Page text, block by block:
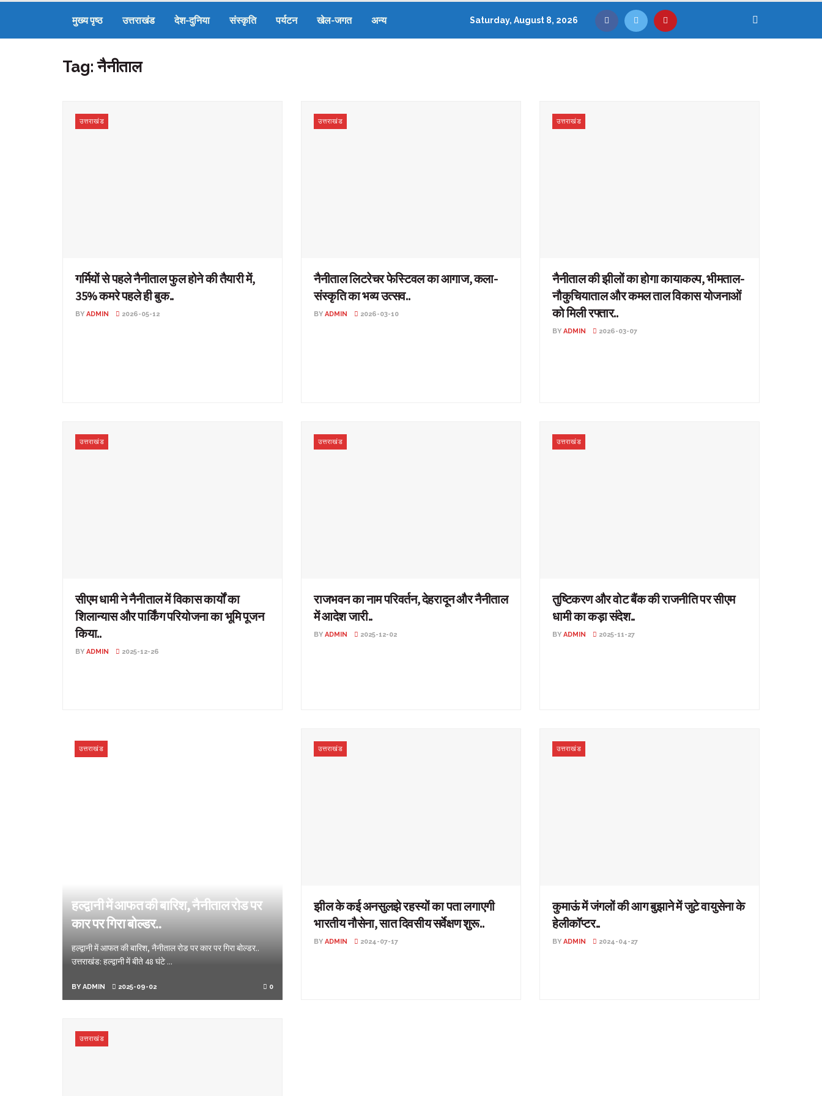
मुख्य पृष्ठ उत्तराखंड देश-दुनिया संस्कृति पर्यटन खेल-जगत अन्य Saturday, August 8, 2026
Tag:नैनीताल
उत्तराखंड
गर्मियों से पहले नैनीताल फुल होने की तैयारी में,
35% कमरे पहले ही बुक..
BY ADMIN 2026-05-12
उत्तराखंड
नैनीताल लिटरेचर फेस्टिवल का आगाज, कला-
संस्कृति का भव्य उत्सव..
BY ADMIN 2026-03-10
उत्तराखंड
नैनीताल की झीलों का होगा कायाकल्प, भीमताल-
नौकुचियाताल और कमल ताल विकास योजनाओं
को मिली रफ्तार..
BY ADMIN 2026-03-07
उत्तराखंड
सीएम धामी ने नैनीताल में विकास कार्यों का
शिलान्यास और पार्किंग परियोजना का भूमि पूजन
किया..
BY ADMIN 2025-12-26
उत्तराखंड
राजभवन का नाम परिवर्तन, देहरादून और नैनीताल
में आदेश जारी..
BY ADMIN 2025-12-02
उत्तराखंड
तुष्टिकरण और वोट बैंक की राजनीति पर सीएम
धामी का कड़ा संदेश..
BY ADMIN 2025-11-27
उत्तराखंड
हल्द्वानी में आफत की बारिश, नैनीताल रोड पर
कार पर गिरा बोल्डर..
हल्द्वानी में आफत की बारिश, नैनीताल रोड पर कार पर गिरा बोल्डर..
उत्तराखंड: हल्द्वानी में बीते 48 घंटे ...
BY ADMIN 2025-09-02 0
उत्तराखंड
झील के कई अनसुलझे रहस्यों का पता लगाएगी
भारतीय नौसेना, सात दिवसीय सर्वेक्षण शुरू..
BY ADMIN 2024-07-17
उत्तराखंड
कुमाऊं में जंगलों की आग बुझाने में जुटे वायुसेना के
हेलीकॉप्टर..
BY ADMIN 2024-04-27
उत्तराखंड